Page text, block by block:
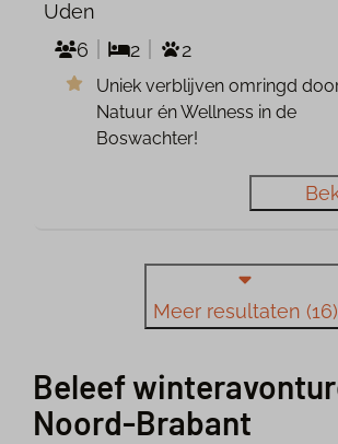
Uden
6
2 2
Uniek verblijven omringd
Natuur én Wellness in de
Boswachter!
Meer resultaten (16)
Beleef
Noord-Brabant